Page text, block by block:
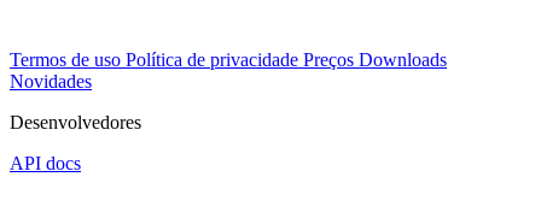
Termos de uso Política de privacidade Preços Downloads
Novidades
Desenvolvedores
API docs